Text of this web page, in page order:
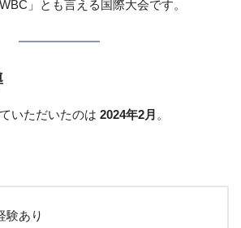
」とも言える国際大会です。
いただいたのは 2024年2月 。
験あり